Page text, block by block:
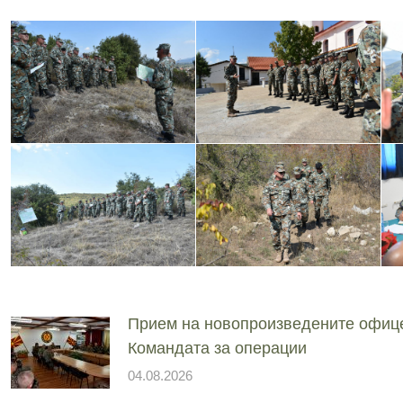
Прием на новопроизведените
Командата за операции
04.08.2026